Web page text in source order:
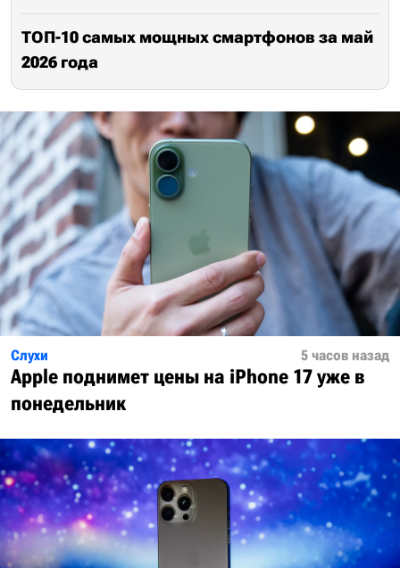
ТОП-10 самых мощных смартфонов за май
2026 года
Слухи 5 часов назад
Apple поднимет цены на iPhone 17 уже в
понедельник